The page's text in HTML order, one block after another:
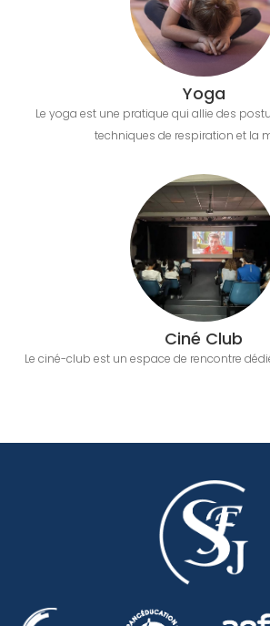
Yoga
Le yoga est une pratique qui allie des
techniques de respiration et la
Ciné Club
Le ciné-club est un espace de rencontre